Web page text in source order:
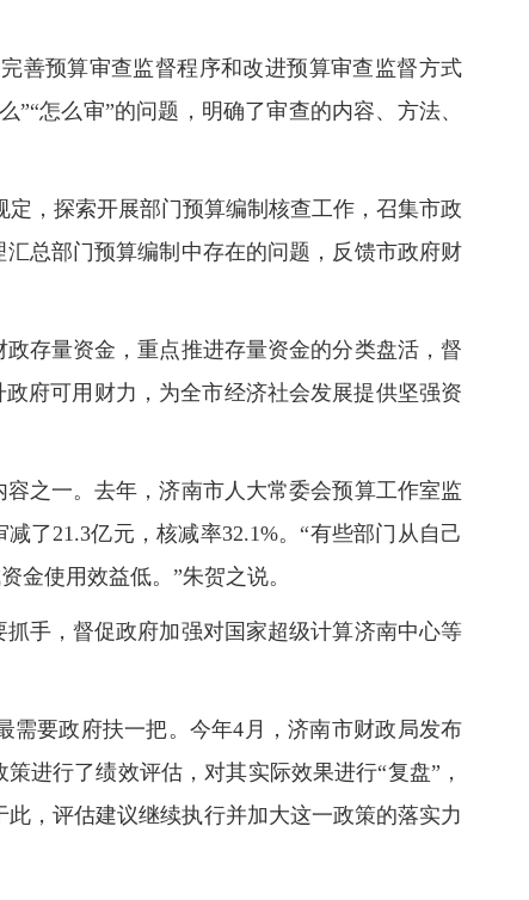
善预算审查监督程序和改进预算审查监督方式
怎么审”的问题，明确了审查的内容、方法、
，探索开展部门预算编制核查工作，召集市政
总部门预算编制中存在的问题，反馈市政府财
存量资金，重点推进存量资金的分类盘活，督
府可用财力，为全市经济社会发展提供坚强资
之一。去年，济南市人大常委会预算工作室监
了21.3亿元，核减率32.1%。“有些部门从自己
金使用效益低。”朱贺之说。
手，督促政府加强对国家超级计算济南中心等
需要政府扶一把。今年4月，济南市财政局发布
进行了绩效评估，对其实际效果进行“复盘”，
，评估建议继续执行并加大这一政策的落实力